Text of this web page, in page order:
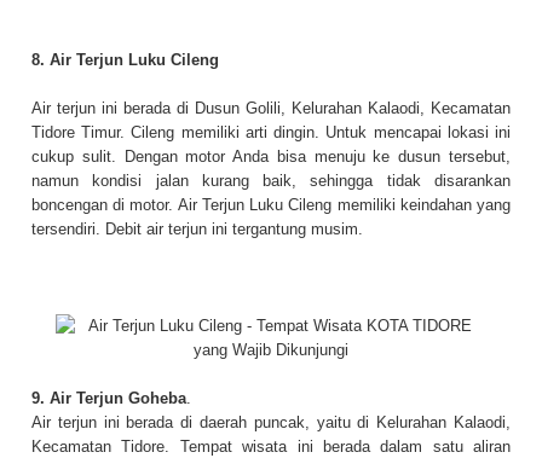
8. Air Terjun Luku Cileng
Air terjun ini berada di Dusun Golili, Kelurahan Kalaodi, Kecamatan
Tidore Timur. Cileng memiliki arti dingin. Untuk mencapai lokasi ini
cukup sulit. Dengan motor Anda bisa menuju ke dusun tersebut,
namun kondisi jalan kurang baik, sehingga tidak disarankan
boncengan di motor. Air Terjun Luku Cileng memiliki keindahan yang
tersendiri. Debit air terjun ini tergantung musim.
9. Air Terjun Goheba.
Air terjun ini berada di daerah puncak, yaitu di Kelurahan Kalaodi,
Kecamatan Tidore. Tempat wisata ini berada dalam satu aliran